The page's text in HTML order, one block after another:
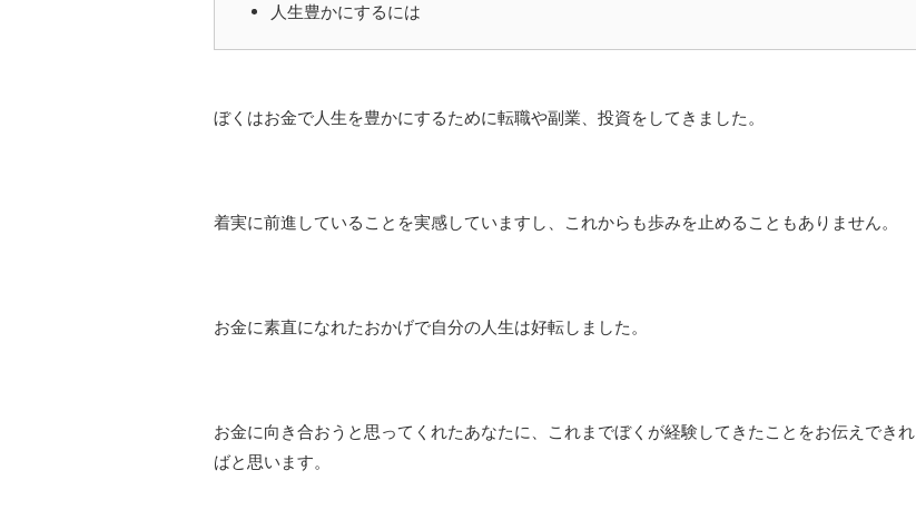
人生豊かにするには
ぼくはお金で人生を豊かにするために転職や副業、投資をしてきました。
着実に前進していることを実感していますし、これからも歩みを止めることもありません。
お金に素直になれたおかげで自分の人生は好転しました。
お金に向き合おうと思ってくれたあなたに、これまでぼくが経験してきたことをお伝えできれ
ばと思います。